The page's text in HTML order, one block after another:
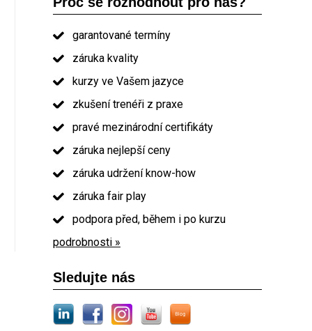
garantované termíny
záruka kvality
kurzy ve Vašem jazyce
zkušení trenéři z praxe
pravé mezinárodní certifikáty
záruka nejlepší ceny
záruka udržení know-how
záruka fair play
podpora před, během i po kurzu
podrobnosti »
Sledujte nás